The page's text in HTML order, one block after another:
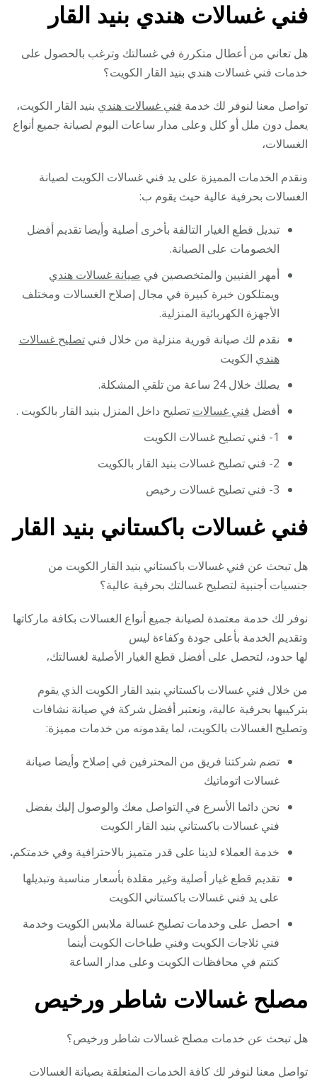
فني غسالات هندي بنيد القار
هل تعاني من أعطال متكررة في غسالتك وترغب بالحصول على
خدمات فني غسالات هندي بنيد القار الكويت؟
تواصل معنا لنوفر لك خدمة فني غسالات هندي بنيد القار الكويت،
يعمل دون ملل أو كلل وعلى مدار ساعات اليوم لصيانة جميع أنواع
الغسالات،
ونقدم الخدمات المميزة على يد فني غسالات الكويت لصيانة
الغسالات بحرفية عالية حيث يقوم ب:
تبديل قطع الغيار التالفة بأخرى أصلية وأيضا تقديم أفضل
الخصومات على الصيانة.
أمهر الفنيين والمتخصصين في صيانة غسالات هندي
ويمتلكون خبرة كبيرة في مجال إصلاح الغسالات ومختلف
الأجهزة الكهربائية المنزلية.
نقدم لك صيانة فورية منزلية من خلال فنيتصليح غسالات
هندي الكويت
يصلك خلال 24 ساعة من تلقي المشكلة.
أفضل فني غسالات تصليح داخل المنزل بنيد القار بالكويت .
1- فني تصليح غسالات الكويت
2- فني تصليح غسالات بنيد القار بالكويت
3- فني تصليح غسالات رخيص
فني غسالات باكستاني بنيد القار
هل تبحث عن فني غسالات باكستاني بنيد القار الكويت من
جنسيات أجنبية لتصليح غسالتك بحرفية عالية؟
نوفر لك خدمة معتمدة لصيانة جميع أنواع الغسالات بكافة ماركاتها
وتقديم الخدمة بأعلى جودة وكفاءة ليس
لها حدود، لتحصل على أفضل قطع الغيار الأصلية لغسالتك،
من خلال فني غسالات باكستاني بنيد القار الكويت الذي يقوم
بتركيبها بحرفية عالية، ونعتبر أفضل شركة في صيانة نشافات
وتصليح الغسالات بالكويت، لما يقدمونه من خدمات مميزة:
تضم شركتنا فريق من المحترفين في إصلاح وأيضا صيانة
غسالات اتوماتيك
نحن دائما الأسرع في التواصل معك والوصول إليك بفضل
فني غسالات باكستاني بنيد القار الكويت
خدمة العملاء لدينا على قدر متميز بالاحترافية وفي خدمتكم.
تقديم قطع غيار أصلية وغير مقلدة بأسعار مناسبة وتبديلها
على يد فني غسالات باكستاني الكويت
احصل على وخدمات تصليح غسالة ملابس الكويت وخدمة
فني ثلاجات الكويت وفني طباخات الكويت أينما
كنتم في محافظات الكويت وعلى مدار الساعة
مصلح غسالات شاطر ورخيص
هل تبحث عن خدمات مصلح غسالات شاطر ورخيص؟
تواصل معنا لنوفر لك كافة الخدمات المتعلقة بصيانة الغسالات